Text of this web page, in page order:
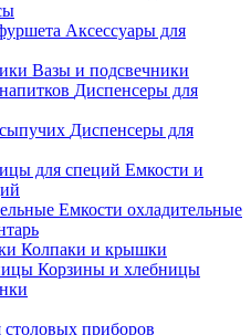
Аксессуары для
Вазы и подсвечники
Диспенсеры для
Диспенсеры для
Емкости и
Емкости охладительные
Колпаки и крышки
Корзины и хлебницы